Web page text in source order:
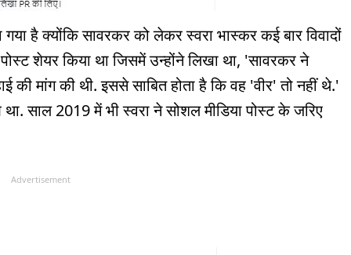
है क्योंकि सावरकर को लेकर स्वरा भास्कर कई बार विवादों
शेयर किया था जिसमें उन्होंने लिखा था, 'सावरकर ने
की मांग की थी. इससे साबित होता है कि वह 'वीर' तो नहीं थे.'
साल 2019 में भी स्वरा ने सोशल मीडिया पोस्ट के जरिए
Advertisement